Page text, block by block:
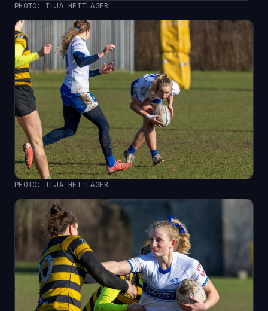
PHOTO: ILJA HEITLAGER
PHOTO: ILJA HEITLAGER